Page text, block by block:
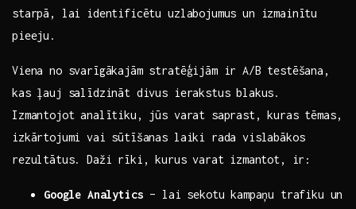
starpā, lai identificētu uzlabojumus un izmainītu
pieeju.‍
Viena no svarīgākajām stratēģijām ir A/B testēšana,
kas ļauj ​salīdzināt divus ierakstus​ blakus.⁣
Izmantojot analītiku, jūs varat ​saprast,⁣ kuras tēmas,
izkārtojumi vai sūtīšanas laiki rada vislabākos
rezultātus. Daži rīki, kurus‌ varat ⁢izmantot, ir:
Google Analytics – lai sekotu kampaņu trafiku un